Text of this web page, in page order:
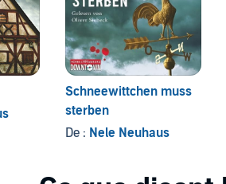
Schneewittchen muss
sterben
De : Nele Neuhaus